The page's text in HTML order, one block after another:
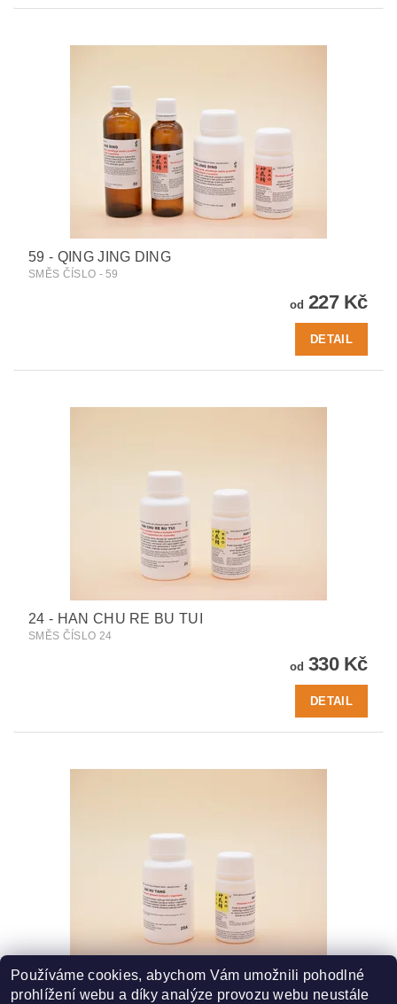
59 - QING JING DING
SMĚS ČÍSLO - 59
od 227 Kč
DETAIL
24 - HAN CHU RE BU TUI
SMĚS ČÍSLO 24
od 330 Kč
DETAIL
25A - BAI HU TANG
SMĚS ČÍSLO 25A
Používáme cookies, abychom Vám umožnili pohodlné
prohlížení webu a díky analýze provozu webu neustále